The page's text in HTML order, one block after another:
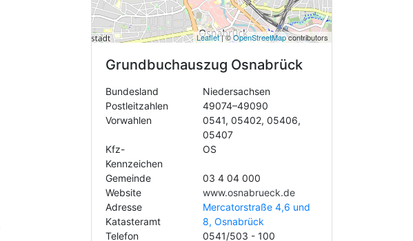
Leaflet| ©OpenStreetMapcontributors
Grundbuchauszug Osnabrück
Bundesland
Niedersachsen
Postleitzahlen
49074–49090
Vorwahlen
0541, 05402, 05406,
05407
Kfz-
Kennzeichen
OS
Gemeinde
03 4 04 000
Website
www.osnabrueck.de
Adresse
Katasteramt
Mercatorstraße 4,6 und
8, Osnabrück
Telefon
0541/503 - 100